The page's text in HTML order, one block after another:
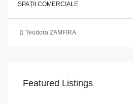
SPAȚII COMERCIALE
Teodora ZAMFIRA
Featured Listings